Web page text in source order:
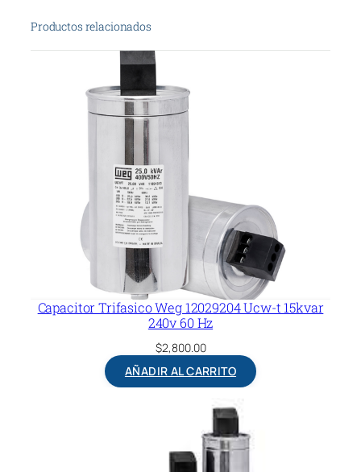
iProductos relacionados
Capacitor Trifasico Weg 12029204 Ucw-t 15kvar
240v 60 Hz
$2,800.00
AÑADIR AL CARRITO